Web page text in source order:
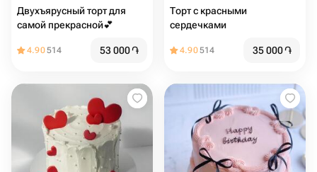
Двухъярусный торт для
самой прекрасной💕
4.90514 53 000֏
Торт с красными
сердечками
4.90514 35 000֏